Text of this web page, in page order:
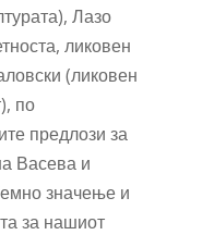
Лазо
ликовен
(ликовен
по
предлози за
Васева и
значење и
за нашиот